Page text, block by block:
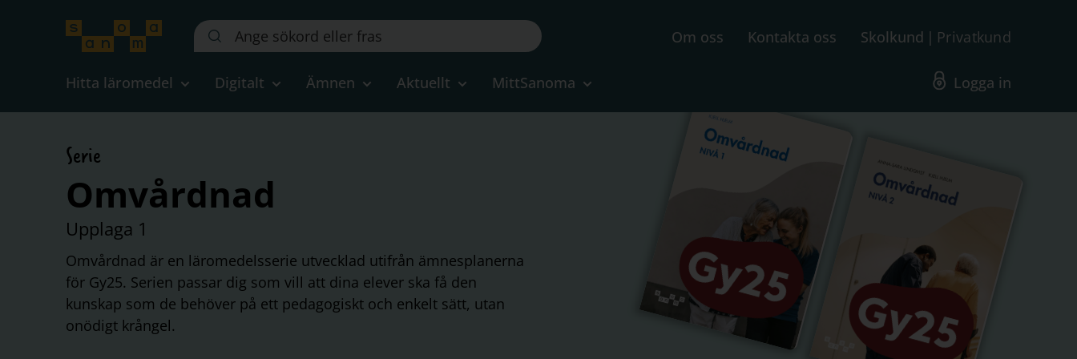
Sök
på
webbplatsen::
Om oss Kontakta oss Skolkund Privatkund
Hitta läromedel Digitalt Ämnen Aktuellt MittSanoma Logga in
Serie
Omvårdnad
Upplaga 1
Omvårdnad är en läromedelsserie utvecklad utifrån ämnesplanerna
för Gy25. Serien passar dig som vill att dina elever ska få den
kunskap som de behöver på ett pedagogiskt och enkelt sätt, utan
onödigt krångel.